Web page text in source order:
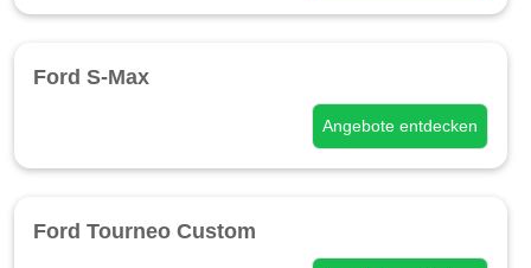
Ford S-Max
Angebote entdecken
Ford Tourneo Custom